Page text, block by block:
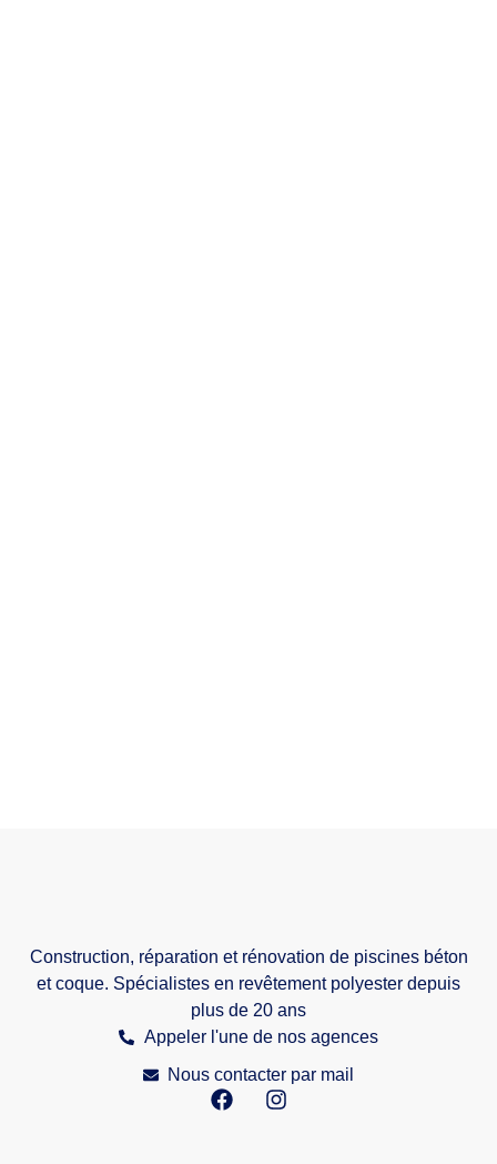
Construction, réparation et rénovation de piscines béton
et coque. Spécialistes en revêtement polyester depuis
plus de 20 ans
Appeler l'une de nos agences
Nous contacter par mail